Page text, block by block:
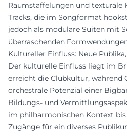
Raumstaffelungen und texturale
Tracks, die im Songformat
jedoch als modulare Suiten mit
überraschenden
Kultureller Einfluss: Neue
Der kulturelle Einfluss liegt im
erreicht die Clubkultur, während
orchestrale Potenzial einer
Bildungs- und
im philharmonischen Kontext
Zugänge für ein diverses